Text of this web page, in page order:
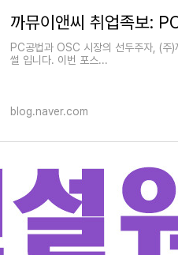
PC공법과 OSC 시장의 선두주자, (주
썰 입니다. 이번 포스...
blog.naver.com